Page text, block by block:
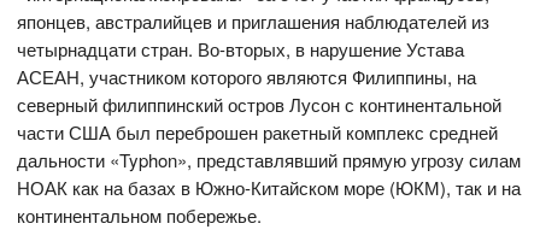
японцев, австралийцев и приглашения наблюдателей из
четырнадцати стран. Во-вторых, в нарушение Устава
АСЕАН, участником которого являются Филиппины, на
северный филиппинский остров Лусон с континентальной
части США был переброшен ракетный комплекс средней
дальности «Typhon», представлявший прямую угрозу силам
НОАК как на базах в Южно-Китайском море (ЮКМ), так и на
континентальном побережье.